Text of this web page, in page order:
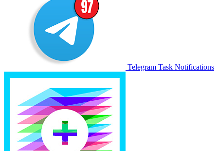
Telegram Task Notifications